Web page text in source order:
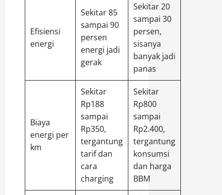
Efisiensi
energi
Sekitar 85
sampai 90
persen
energi jadi
gerak
Sekitar 20
sampai 30
persen,
sisanya
banyak jadi
panas
Biaya
energi per
km
Sekitar
Rp188
sampai
Rp350,
tergantung
tarif dan
cara
charging
Sekitar
Rp800
sampai
Rp2.400,
tergantung
konsumsi
dan harga
BBM